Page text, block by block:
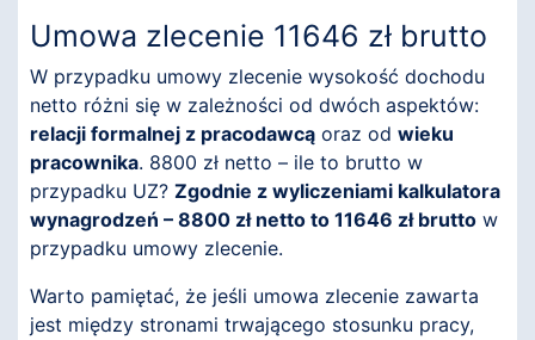
Umowa zlecenie 11646 zł brutto
W przypadku umowy zlecenie wysokość dochodu
netto różni się w zależności od dwóch aspektów:
relacji formalnej z pracodawcą oraz od wieku
pracownika. 8800 zł netto – ile to brutto w
przypadku UZ? Zgodnie z wyliczeniami kalkulatora
wynagrodzeń – 8800 zł netto to 11646 zł brutto w
przypadku umowy zlecenie.
Warto pamiętać, że jeśli umowa zlecenie zawarta
jest między stronami trwającego stosunku pracy,